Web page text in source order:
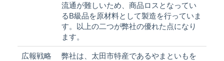
流通が難しいため、商品ロスとなってい
るB級品を原材料として製造を行っていま
す。以上の二つが弊社の優れた点になり
ます。
広報戦略
弊社は、太田市特産であるやまといもを